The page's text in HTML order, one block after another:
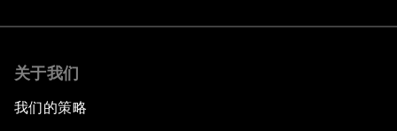
关于我们
我们的策略